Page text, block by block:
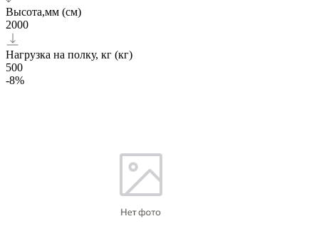
Высота,мм (см)
2000
Нагрузка на полку, кг (кг)
500
-8%